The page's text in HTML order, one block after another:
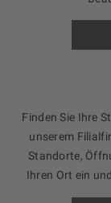
Finden Sie Ihre
unserem
Standorte,
Ihren Ort ein